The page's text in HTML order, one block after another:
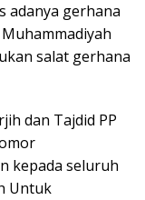
adanya gerhana
salat gerhana
dan Tajdid PP
kepada seluruh
Untuk